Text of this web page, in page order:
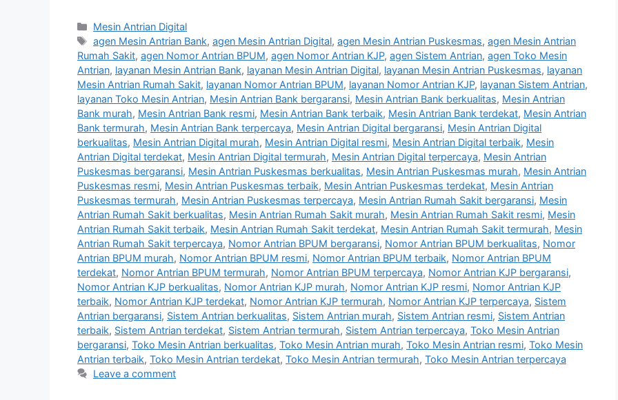
Categories
Mesin Antrian Digital
Tags
agen Mesin Antrian Bank,agen Mesin Antrian Digital,agen Mesin Antrian Puskesmas,agen Mesin Antrian
Rumah Sakit, agen Nomor Antrian BPUM, agen Nomor Antrian KJP, agen Sistem Antrian, agen Toko Mesin
Antrian, layanan Mesin Antrian Bank, layanan Mesin Antrian Digital, layanan Mesin Antrian Puskesmas, layanan
Mesin Antrian Rumah Sakit, layanan Nomor Antrian BPUM, layanan Nomor Antrian KJP, layanan Sistem Antrian,
layanan Toko Mesin Antrian, Mesin Antrian Bank bergaransi, Mesin Antrian Bank berkualitas, Mesin Antrian
Bank murah, Mesin Antrian Bank resmi, Mesin Antrian Bank terbaik, Mesin Antrian Bank terdekat, Mesin Antrian
Bank termurah, Mesin Antrian Bank terpercaya, Mesin Antrian Digital bergaransi, Mesin Antrian Digital
berkualitas, Mesin Antrian Digital murah, Mesin Antrian Digital resmi, Mesin Antrian Digital terbaik, Mesin
Antrian Digital terdekat, Mesin Antrian Digital termurah, Mesin Antrian Digital terpercaya, Mesin Antrian
Puskesmas bergaransi, Mesin Antrian Puskesmas berkualitas, Mesin Antrian Puskesmas murah, Mesin Antrian
Puskesmas resmi, Mesin Antrian Puskesmas terbaik, Mesin Antrian Puskesmas terdekat, Mesin Antrian
Puskesmas termurah, Mesin Antrian Puskesmas terpercaya, Mesin Antrian Rumah Sakit bergaransi, Mesin
Antrian Rumah Sakit berkualitas, Mesin Antrian Rumah Sakit murah, Mesin Antrian Rumah Sakit resmi, Mesin
Antrian Rumah Sakit terbaik, Mesin Antrian Rumah Sakit terdekat, Mesin Antrian Rumah Sakit termurah, Mesin
Antrian Rumah Sakit terpercaya, Nomor Antrian BPUM bergaransi, Nomor Antrian BPUM berkualitas, Nomor
Antrian BPUM murah, Nomor Antrian BPUM resmi, Nomor Antrian BPUM terbaik, Nomor Antrian BPUM
terdekat, Nomor Antrian BPUM termurah, Nomor Antrian BPUM terpercaya, Nomor Antrian KJP bergaransi,
Nomor Antrian KJP berkualitas, Nomor Antrian KJP murah, Nomor Antrian KJP resmi, Nomor Antrian KJP
terbaik, Nomor Antrian KJP terdekat, Nomor Antrian KJP termurah, Nomor Antrian KJP terpercaya, Sistem
Antrian bergaransi, Sistem Antrian berkualitas, Sistem Antrian murah, Sistem Antrian resmi, Sistem Antrian
terbaik, Sistem Antrian terdekat, Sistem Antrian termurah, Sistem Antrian terpercaya, Toko Mesin Antrian
bergaransi, Toko Mesin Antrian berkualitas, Toko Mesin Antrian murah, Toko Mesin Antrian resmi, Toko Mesin
Antrian terbaik, Toko Mesin Antrian terdekat, Toko Mesin Antrian termurah, Toko Mesin Antrian terpercaya
Leave a comment